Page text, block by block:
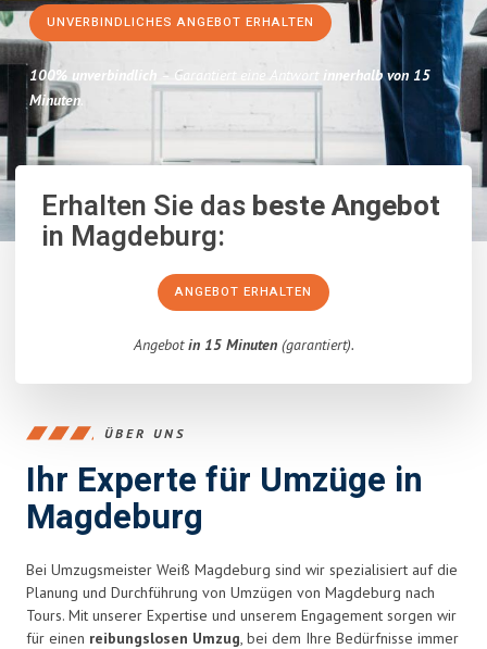
UNVERBINDLICHES ANGEBOT ERHALTEN
100% unverbindlich – Garantiert eine Antwort innerhalb von 15
Minuten.
Erhalten Sie dasbeste Angebot
in Magdeburg:
ANGEBOT ERHALTEN
Angebotin 15 Minuten(garantiert).
ÜBER UNS
Ihr Experte für Umzüge in
Magdeburg
Bei Umzugsmeister Weiß Magdeburg sind wir spezialisiert auf die
Planung und Durchführung von Umzügen von Magdeburg nach
Tours. Mit unserer Expertise und unserem Engagement sorgen wir
für einen reibungslosen Umzug, bei dem Ihre Bedürfnisse immer